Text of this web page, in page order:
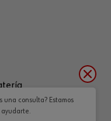
una consulta? Estamos